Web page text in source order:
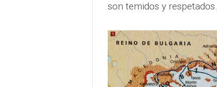
son temidos y respetados.